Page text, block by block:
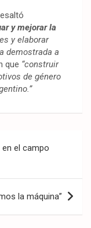
y mejorar la
y elaborar
demostrada a
que “construir
de género
el campo
la máquina”